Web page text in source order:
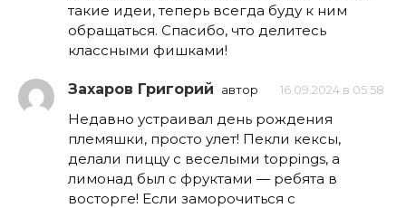
такие идеи, теперь всегда буду к ним
обращаться. Спасибо, что делитесь
классными фишками!
Захаров Григорий автор 16.09.2024 в 05:58
Недавно устраивал день рождения
племяшки, просто улет! Пекли кексы,
делали пиццу с веселыми toppings, а
лимонад был с фруктами — ребята в
восторге! Если заморочиться с